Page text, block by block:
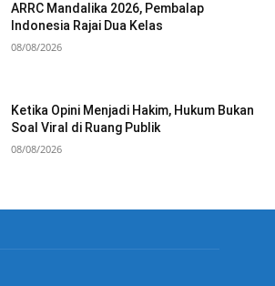
ARRC Mandalika 2026, Pembalap
Indonesia Rajai Dua Kelas
08/08/2026
Ketika Opini Menjadi Hakim, Hukum Bukan
Soal Viral di Ruang Publik
08/08/2026